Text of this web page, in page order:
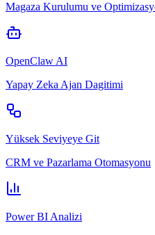
Magaza Kurulumu ve
OpenClaw AI
Yapay Zeka Ajan Dagitimi
Yüksek Seviyeye Git
CRM ve Pazarlama Otomasyonu
Power BI Analizi